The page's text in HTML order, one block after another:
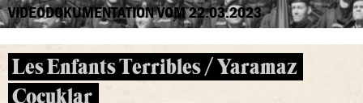
VIDEODOKUMENTATION VOM 22.03.2023
Les Enfants Terribles / Yaramaz
Çocuklar